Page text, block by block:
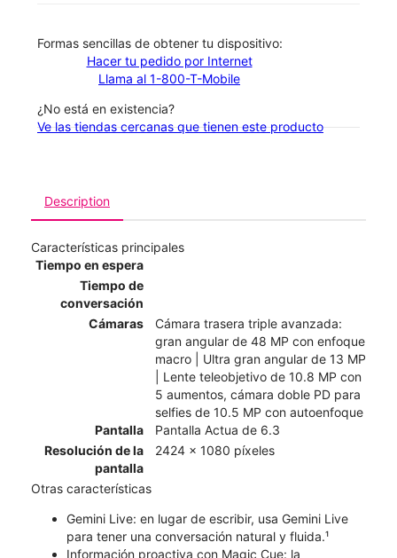
​​​​​​​Formas sencillas de obtener tu dispositivo:
Hacer tu pedido por Internet
Llama al 1-800-T-Mobile
¿No está en existencia?
Ve las tiendas cercanas que tienen este producto
Description
Características principales
Tiempo en espera
Tiempo de
conversación
Cámaras
Cámara trasera triple avanzada:
gran angular de 48 MP con enfoque
macro | Ultra gran angular de 13 MP
| Lente teleobjetivo de 10.8 MP con
5 aumentos, cámara doble PD para
selfies de 10.5 MP con autoenfoque
Pantalla
Pantalla Actua de 6.3
Resolución de la
pantalla
2424 x 1080 píxeles
Otras características
Gemini Live: en lugar de escribir, usa Gemini Live
para tener una conversación natural y fluida.¹
Información proactiva con Magic Cue: la